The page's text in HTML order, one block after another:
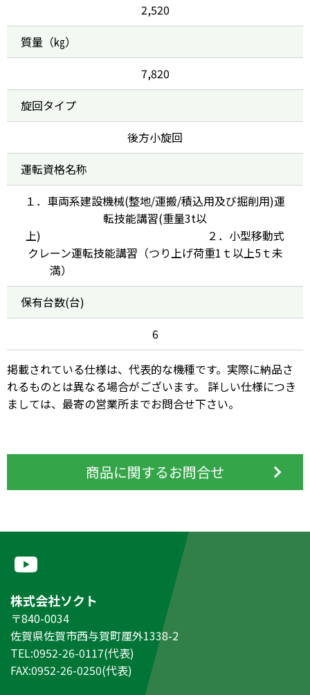
2,520
質量（㎏）
7,820
旋回タイプ
後方小旋回
運転資格名称
１．車両系建設機械(整地/運搬/積込用及び掘削用)運
転技能講習(重量3t以
上) ２．小型移動式
クレーン運転技能講習（つり上げ荷重1ｔ以上5ｔ未
満）
保有台数(台)
6
掲載されている仕様は、代表的な機種です。実際に納品さ
れるものとは異なる場合がございます。 詳しい仕様につき
ましては、最寄の営業所までお問合せ下さい。
商品に関するお問合せ
株式会社ソクト
〒840-0034
佐賀県佐賀市西与賀町厘外1338-2
TEL:0952-26-0117(代表)
FAX:0952-26-0250(代表)